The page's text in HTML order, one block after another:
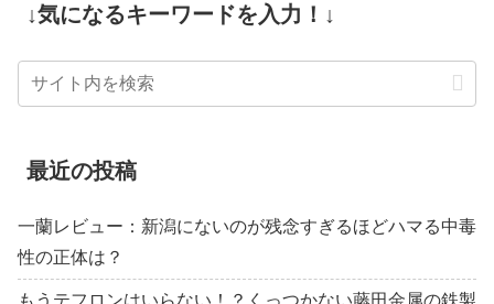
↓気になるキーワードを入力！↓
最近の投稿
一蘭レビュー：新潟にないのが残念すぎるほどハマる中毒
性の正体は？
もうテフロンはいらない！？くっつかない藤田金属の鉄製